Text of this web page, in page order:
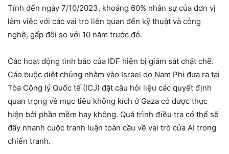
Tính đến ngày 7/10/2023, khoảng 60% nhân sự của đơn vị
làm việc với các vai trò liên quan đến kỹ thuật và công
nghệ, gấp đôi so với 10 năm trước đó.
Các hoạt động tình báo của IDF hiện bị giám sát chặt chẽ.
Cáo buộc diệt chủng nhằm vào Israel do Nam Phi đưa ra tại
Tòa Công lý Quốc tế (ICJ) đặt câu hỏi liệu các quyết định
quan trọng về mục tiêu không kích ở Gaza có được thực
hiện bởi phần mềm hay không. Quá trình điều tra có thể sẽ
đẩy nhanh cuộc tranh luận toàn cầu về vai trò của AI trong
chiến tranh.